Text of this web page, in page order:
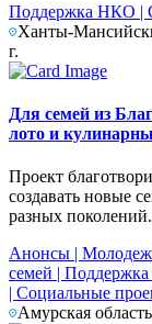
Поддержка НКО |
Ханты-
г.
Для семей из
лото и
Проект
создавать новые
разных поколений.
Анонсы |
семей |
| Социальные
Амурская область